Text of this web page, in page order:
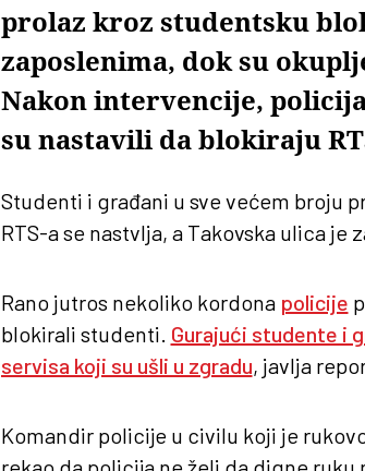
prolaz kroz studentsku
zaposlenima, dok su
Nakon intervencije,
su nastavili da blokiraju
Studenti i građani u sve većem broju
RTS-a se nastvlja, a Takovska ulica je
Rano jutros nekoliko kordona policije
blokirali studenti. Gurajući studente i
servisa koji su ušli u zgradu, javlja
Komandir policije u civilu koji je